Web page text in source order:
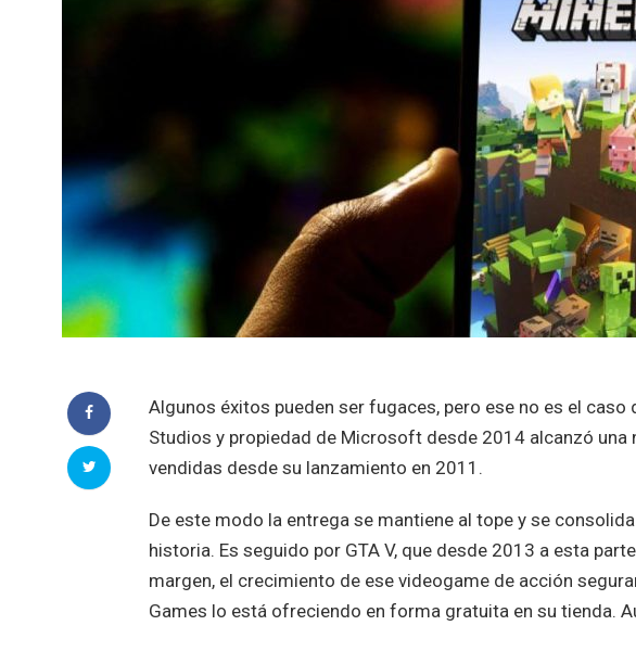
Algunos éxitos pueden ser fugaces, pero ese no es el
Studios y propiedad de Microsoft desde 2014 alcanzó una
vendidas desde su lanzamiento en 2011.
De este modo la entrega se mantiene al tope y se
historia. Es seguido por GTA V, que desde 2013 a esta
margen, el crecimiento de ese videogame de acción
Games lo está ofreciendo en forma gratuita en su tienda.